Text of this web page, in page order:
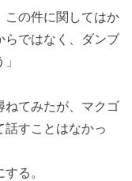
の件に関してはか
らではなく、ダンブ
てみたが、マクゴ
話すことはなかっ
る。